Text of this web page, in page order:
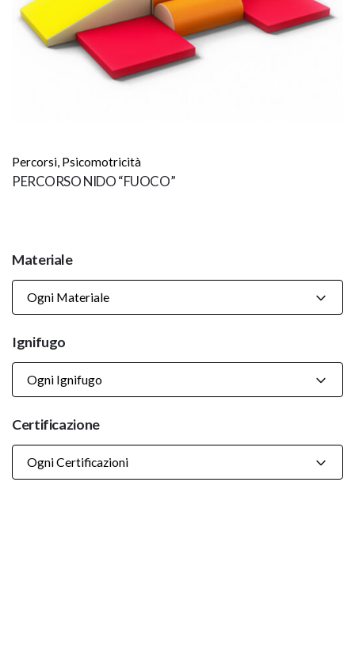
Percorsi, Psicomotricità
PERCORSO NIDO “FUOCO”
Materiale
Ogni Materiale
Ignifugo
Ogni Ignifugo
Certificazione
Ogni Certificazioni